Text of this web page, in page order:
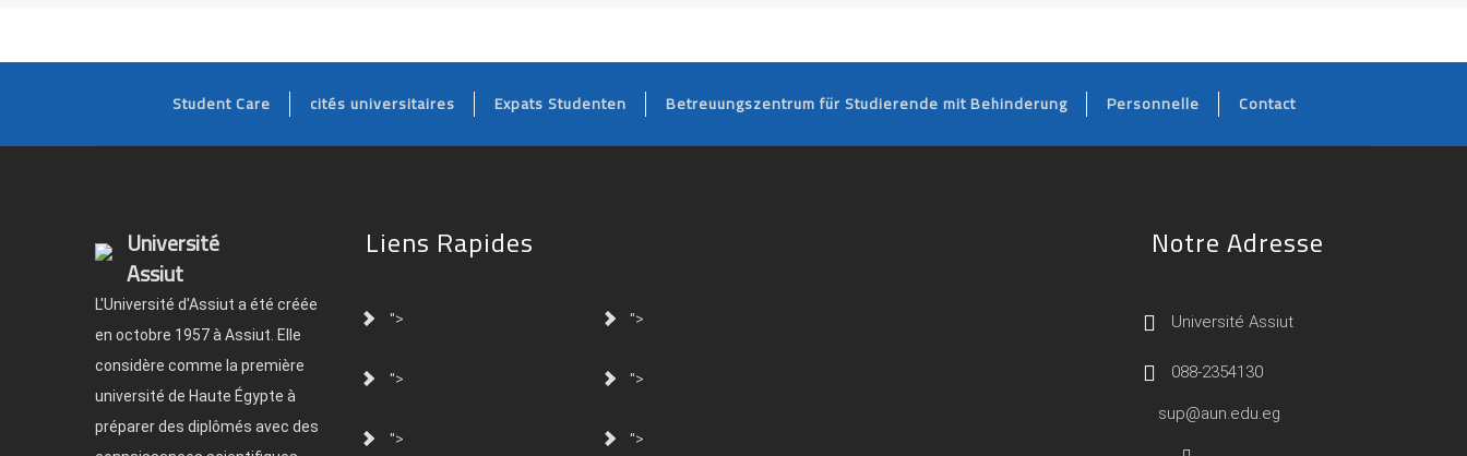
FOOTER
Student Care cités universitaires Expats Studenten Betreuungszentrum für Studierende mit Behinderung Personnelle Contact
Université
Assiut
L'Université d'Assiut a été créée
en octobre 1957 à Assiut. Elle
considère comme la première
université de Haute Égypte à
préparer des diplômés avec des
Liens Rapides
"> ">
"> ">
"> ">
Notre Adresse
Université Assiut
088-2354130
sup@aun.edu.eg